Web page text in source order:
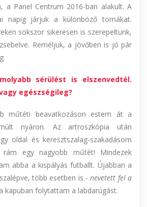
a Panel Centrum 2016-ban alakult. A
napig járjuk a különböző tornákat.
sokszor sikeresen is szerepeltünk,
Reméljük, a jövőben is jó pár
sérülést is elszenvedtél.
egészségileg?
műtéti beavatkozáson estem át a
nyáron. Az artroszkópia után
oldal és keresztszalag-szakadásom
egy nagyobb műtét! Mindezek
abba a kispályás futballt. Újabban a
több esetben is -nevetett fel a
kapuban folytattam a labdarúgást.